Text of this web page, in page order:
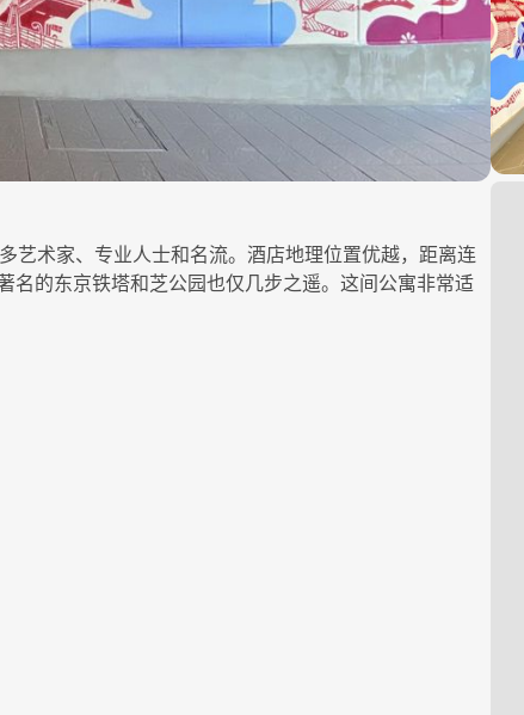
艺术家、专业人士和名流。酒店地理位置优越，距离连
的东京铁塔和芝公园也仅几步之遥。这间公寓非常适